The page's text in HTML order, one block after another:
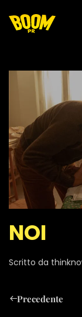
Skip to main
NOI
Scritto da
Precedente